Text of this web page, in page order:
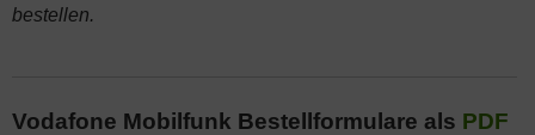
bestellen.
Vodafone Mobilfunk Bestellformulare als PDF